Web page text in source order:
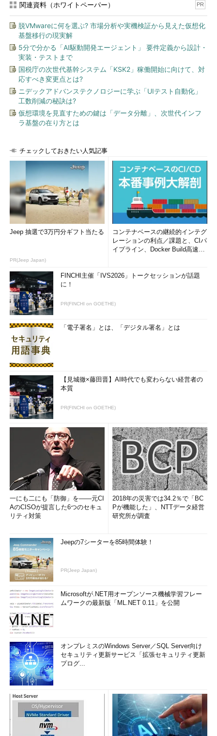
関連資料（ホワイトペーパー） PR
脱VMwareに何を選ぶ? 市場分析や実機検証から見えた仮想化
基盤移行の現実解
5分で分かる「AI駆動開発エージェント」 要件定義から設計・
実装・テストまで
国税庁の次世代基幹システム「KSK2」稼働開始に向けて、対
応すべき変更点とは?
ニデックアドバンステクノロジーに学ぶ「UIテスト自動化」
工数削減の秘訣は?
仮想環境を見直すための鍵は「データ分離」、次世代インフ
ラ基盤の在り方とは
チェックしておきたい人気記事
Jeep 抽選で3万円分ギフト当たる
PR(Jeep Japan)
コンテナベースの継続的インテグ
レーションの利点／課題と、CIパ
イプライン、Docker Build高速化
FINCHI主催「IVS2026」トークセッションが話題
に！
PR(FINCHI on GOETHE)
「電子署名」とは、「デジタル署名」とは
【見城徹×藤田晋】AI時代でも変わらない経営者の
本質
PR(FINCHI on GOETHE)
一にも二にも「防御」を――元CI
AのCISOが提言した6つのセキュ
リティ対策
2018年の災害では34.2％で「BC
Pが機能した」、NTTデータ経営
研究所が調査
Jeepの7シーターを85時間体験！
PR(Jeep Japan)
Microsoftが.NET用オープンソース機械学習フレー
ムワークの最新版「ML.NET 0.11」を公開
オンプレミスのWindows Server／SQL Server向け
セキュリティ更新サービス「拡張セキュリティ更新
プログ...